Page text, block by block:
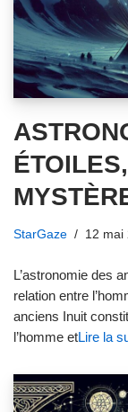
StarGaze 12 mai
L’astronomie des
relation entre
anciens Inuit
l’homme etLire la